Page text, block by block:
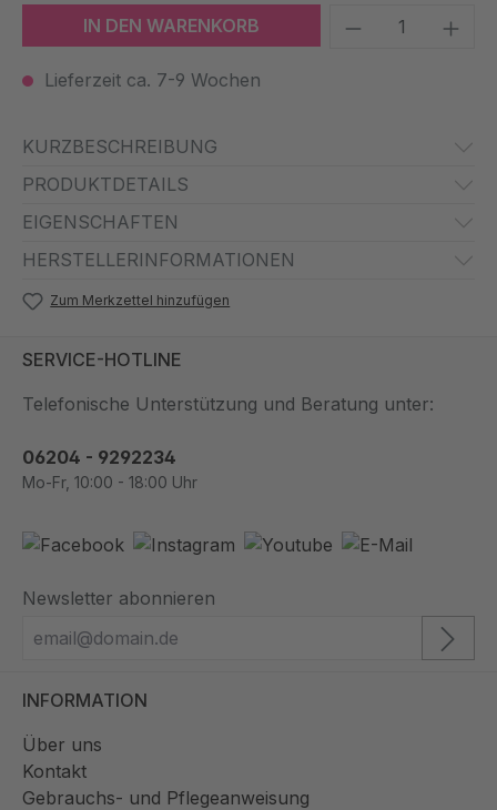
IN DEN WARENKORB Produkt
Lieferzeit ca. 7-9 Wochen
KURZBESCHREIBUNG
PRODUKTDETAILS
EIGENSCHAFTEN
HERSTELLERINFORMATIONEN
Zum Merkzettel hinzufügen
SERVICE-HOTLINE
Telefonische Unterstützung und Beratung unter:
06204 - 9292234
Mo-Fr, 10:00 - 18:00 Uhr
Newsletter abonnieren
INFORMATION
Über uns
Kontakt
Gebrauchs- und Pflegeanweisung